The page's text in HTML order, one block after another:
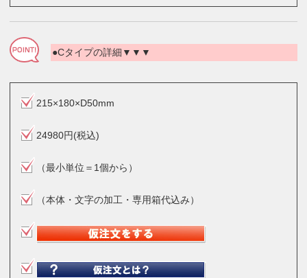
●Cタイプの詳細▼▼▼
215×180×D50mm
24980円(税込)
（最小単位＝1個から）
（本体・文字の加工・専用箱代込み）